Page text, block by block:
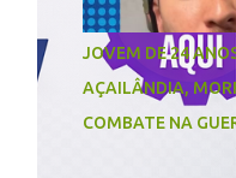
JOVEM DE 24
AÇAILÂNDIA,
COMBATE NA